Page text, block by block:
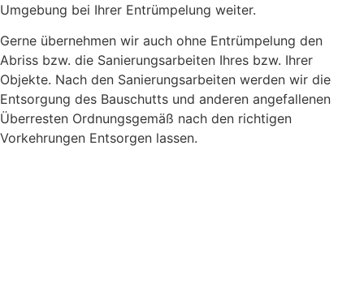
Umgebung bei Ihrer Entrümpelung weiter.
Gerne übernehmen wir auch ohne Entrümpelung den
Abriss bzw. die Sanierungsarbeiten Ihres bzw. Ihrer
Objekte. Nach den Sanierungsarbeiten werden wir die
Entsorgung des Bauschutts und anderen angefallenen
Überresten Ordnungsgemäß nach den richtigen
Vorkehrungen Entsorgen lassen.